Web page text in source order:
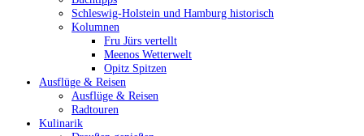
Schleswig-Holstein und Hamburg historisch
Kolumnen
Fru Jürs vertellt
Meenos Wetterwelt
Opitz Spitzen
Ausflüge & Reisen
Ausflüge & Reisen
Radtouren
Kulinarik